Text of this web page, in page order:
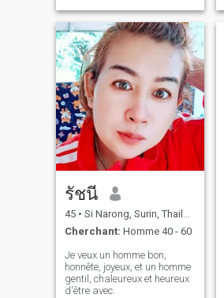
รัชนี
45 • Si Narong, Surin, Thailande
Cherchant: Homme 40 - 60
Je veux un homme bon,
honnête, joyeux, et un homme
gentil, chaleureux et heureux
d'être avec.